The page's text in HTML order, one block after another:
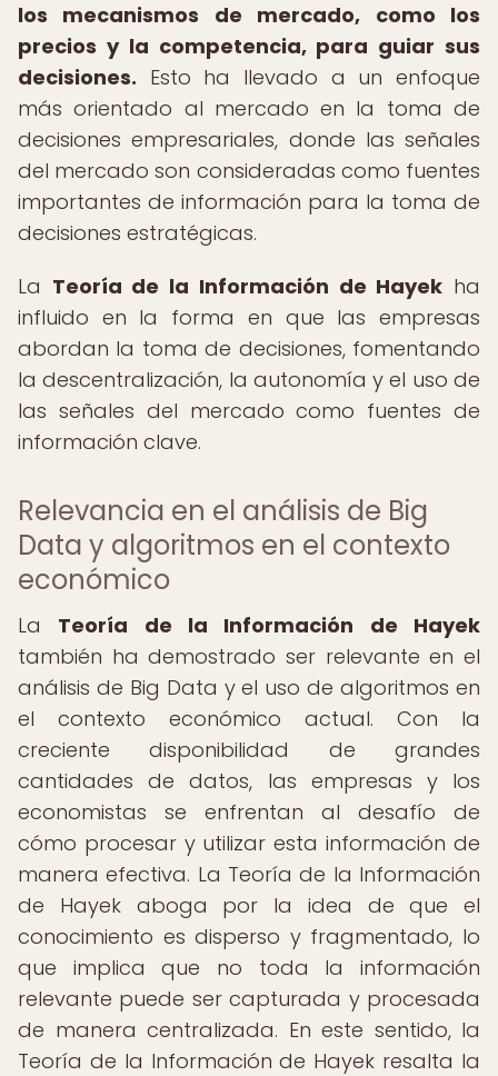
los mecanismos de mercado, como los
precios y la competencia, para guiar sus
decisiones. Esto ha llevado a un enfoque
más orientado al mercado en la toma de
decisiones empresariales, donde las señales
del mercado son consideradas como fuentes
importantes de información para la toma de
decisiones estratégicas.
La Teoría de la Información de Hayek ha
influido en la forma en que las empresas
abordan la toma de decisiones, fomentando
la descentralización, la autonomía y el uso de
las señales del mercado como fuentes de
información clave.
Relevancia en el análisis de Big
Data y algoritmos en el contexto
económico
La Teoría de la Información de Hayek
también ha demostrado ser relevante en el
análisis de Big Data y el uso de algoritmos en
el contexto económico actual. Con la
creciente disponibilidad de grandes
cantidades de datos, las empresas y los
economistas se enfrentan al desafío de
cómo procesar y utilizar esta información de
manera efectiva. La Teoría de la Información
de Hayek aboga por la idea de que el
conocimiento es disperso y fragmentado, lo
que implica que no toda la información
relevante puede ser capturada y procesada
de manera centralizada. En este sentido, la
Teoría de la Información de Hayek resalta la